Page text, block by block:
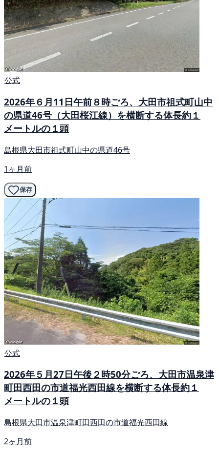
公式
2026年６月11日午前８時ごろ、大田市祖式町山中
の県道46号（大田桜江線）を横断する体長約１
メートルの１頭
島根県大田市祖式町山中の県道46号
1ヶ月前
保存
公式
2026年５月27日午後２時50分ごろ、大田市温泉津
町田西田の市道福光西田線を横断する体長約１
メートルの１頭
島根県大田市温泉津町田西田の市道福光西田線
2ヶ月前